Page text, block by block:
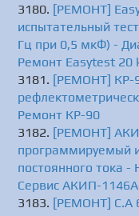
[РЕМОНТ]
испытательный
Гц при 0,5 мкФ) -
Ремонт Easytest 20
[РЕМОНТ] КР-
Ремонт КР-90
[РЕМОНТ]
программируемый
постоянного тока
Сервис АКИП-
[РЕМОНТ] C.A